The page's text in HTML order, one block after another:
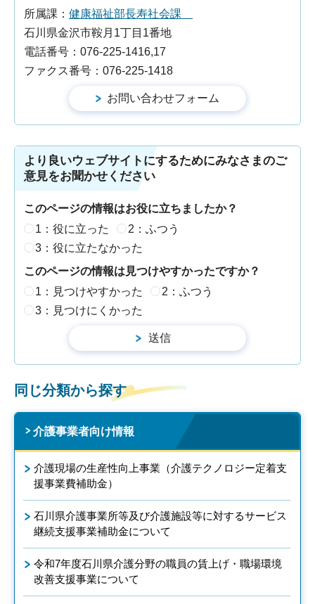
所属課： 健康福祉部長寿社会課
石川県金沢市鞍月1丁目1番地
電話番号：076-225-1416,17
ファクス番号：076-225-1418
より良いウェブサイトにするためにみなさまのご
意見をお聞かせください
このページの情報はお役に立ちましたか？
1：役に立った
2：ふつう
3：役に立たなかった
このページの情報は見つけやすかったですか？
1：見つけやすかった
2：ふつう
3：見つけにくかった
同じ分類から探す
介護事業者向け情報
介護現場の生産性向上事業（介護テクノロジー定着支
援事業費補助金）
石川県介護事業所等及び介護施設等に対するサービス
継続支援事業補助金について
令和7年度石川県介護分野の職員の賃上げ・職場環境
改善支援事業について